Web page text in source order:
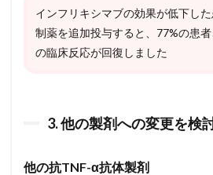
インフリキシマブの効果が低下し
制薬を追加投与すると、77%の患
の臨床反応が回復しました
3. 他の製剤への変更を検
他の抗TNF-α抗体製剤